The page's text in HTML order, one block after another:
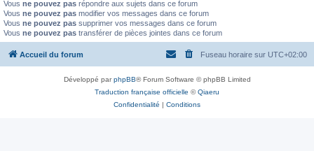
Vous ne pouvez pas répondre aux sujets dans ce forum
Vous ne pouvez pas modifier vos messages dans ce forum
Vous ne pouvez pas supprimer vos messages dans ce forum
Vous ne pouvez pas transférer de pièces jointes dans ce forum
Accueil du forum Fuseau horaire sur UTC+02:00
Développé parphpBB® Forum Software © phpBB Limited
Traduction française officielle ©Qiaeru
Confidentialité | Conditions